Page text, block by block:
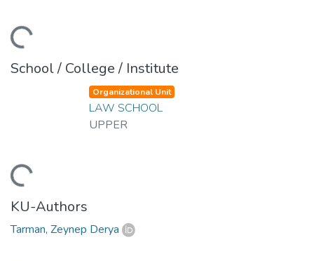
School / College / Institute
Organizational Unit
LAW SCHOOL
UPPER
KU-Authors
Tarman, Zeynep Derya